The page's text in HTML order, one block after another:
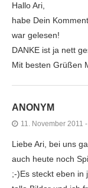
Hallo Ari,
habe Dein
war gelesen!
DANKE ist ja nett
Mit besten Grüßen
ANONYM
11. November 2011
Liebe Ari, bei uns
auch heute noch
;-)Es steckt eben in